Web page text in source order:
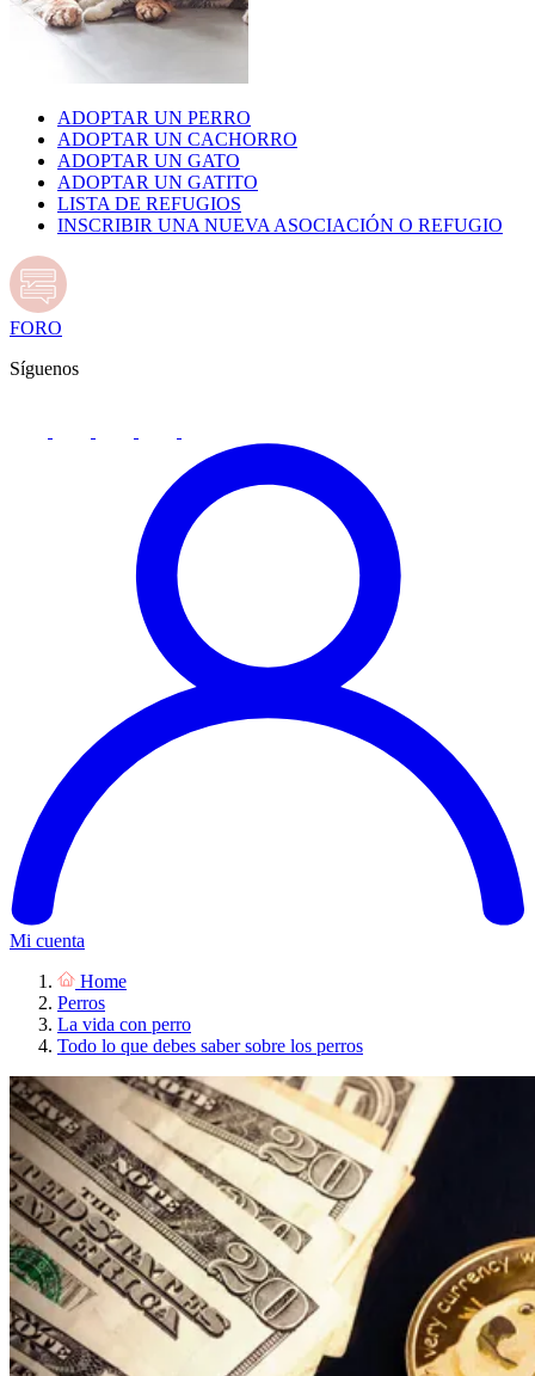
ADOPTAR UN PERRO
ADOPTAR UN CACHORRO
ADOPTAR UN GATO
ADOPTAR UN GATITO
LISTA DE REFUGIOS
INSCRIBIR UNA NUEVA ASOCIACIÓN O REFUGIO
FORO
Síguenos
Mi cuenta
Home
Perros
La vida con perro
Todo lo que debes saber sobre los perros